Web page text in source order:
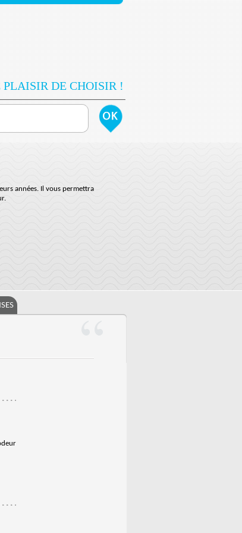
PLAISIR DE CHOISIR !
années. Il vous permettra